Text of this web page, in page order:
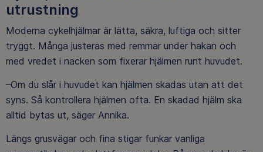
utrustning
Moderna cykelhjälmar är lätta, säkra, luftiga och sitter
tryggt. Många justeras med remmar under hakan och
med vredet i nacken som fixerar hjälmen runt huvudet.
–Om du slår i huvudet kan hjälmen skadas utan att det
syns. Så kontrollera hjälmen ofta. En skadad hjälm ska
alltid bytas ut, säger Annika.
Längs grusvägar och fina stigar funkar vanliga